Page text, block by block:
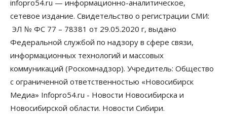
выстраивают системы защиты от атак БПЛА
07 Августа 2026, 09:00
По «Сибэлектротерму» выдали исполнительные
листы на полмиллиарда рублей
07 Августа 2026, 08:00
Бизнес Власть Медицина Общество
Искусственный интеллект предлагают
привлекать к разработке новых лекарств в
России
infopro54.ru — информационно-аналитическое,
сетевое издание. Свидетельство о регистрации СМИ:
ЭЛ № ФС 77 – 78381 от 29.05.2020 г, выдано
Федеральной службой по надзору в сфере связи,
информационных технологий и массовых
коммуникаций (Роскомнадзор). Учредитель: Общество
с ограниченной ответственностью «Новосибирск
Медиа» Infopro54.ru - Новости Новосибирска и
Новосибирской области. Новости Сибири.